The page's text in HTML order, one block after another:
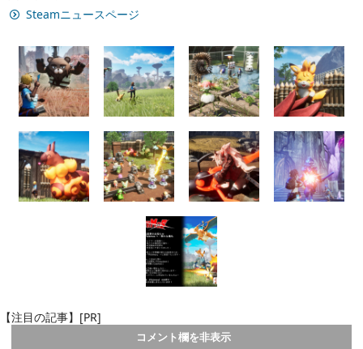
Steamニュースページ
【注目の記事】[PR]
コメント欄を非表示